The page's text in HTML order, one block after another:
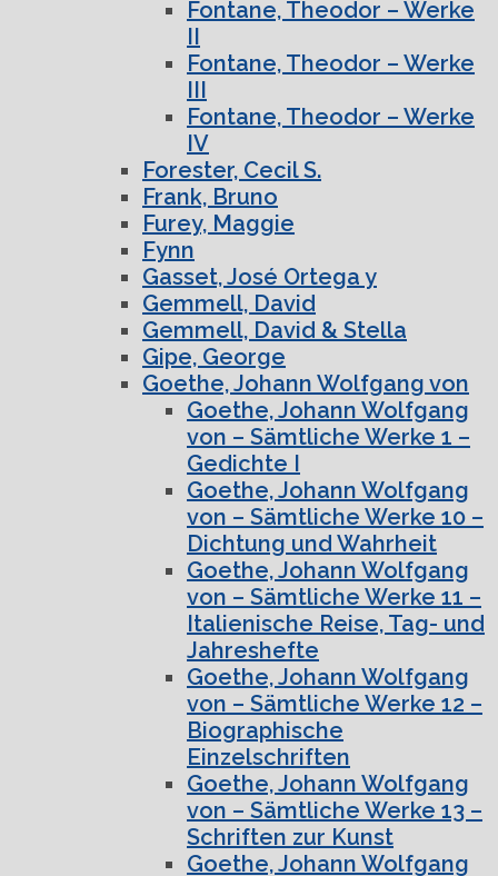
Fontane, Theodor – Werke
II
Fontane, Theodor – Werke
III
Fontane, Theodor – Werke
IV
Forester, Cecil S.
Frank, Bruno
Furey, Maggie
Fynn
Gasset, José Ortega y
Gemmell, David
Gemmell, David & Stella
Gipe, George
Goethe, Johann Wolfgang von
Goethe, Johann Wolfgang
von – Sämtliche Werke 1 –
Gedichte I
Goethe, Johann Wolfgang
von – Sämtliche Werke 10 –
Dichtung und Wahrheit
Goethe, Johann Wolfgang
von – Sämtliche Werke 11 –
Italienische Reise, Tag- und
Jahreshefte
Goethe, Johann Wolfgang
von – Sämtliche Werke 12 –
Biographische
Einzelschriften
Goethe, Johann Wolfgang
von – Sämtliche Werke 13 –
Schriften zur Kunst
Goethe, Johann Wolfgang